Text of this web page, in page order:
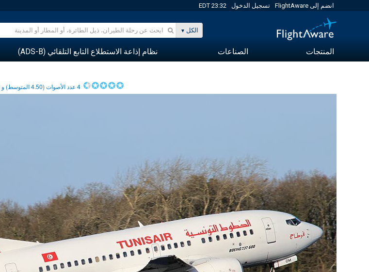
انضم إلى FlightAware تسجيل الدخول 23:32 EDT
الكل
المنتجات الصناعات نظام إذاعة الاستطلاع التابع التلقائي (ADS-B)
4عدد الأصوات (4.50المتوسط) و